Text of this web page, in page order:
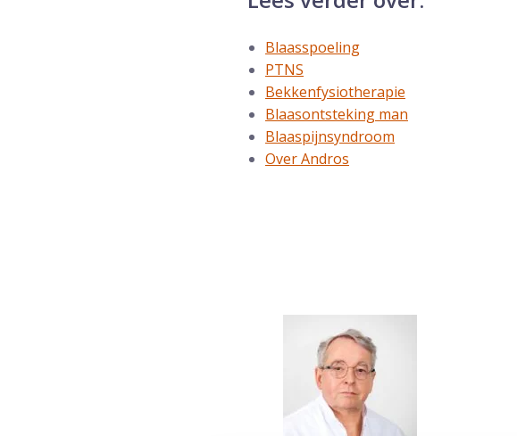
Blaasspoeling
PTNS
Bekkenfysiotherapie
Blaasontsteking man
Blaaspijnsyndroom
Over Andros